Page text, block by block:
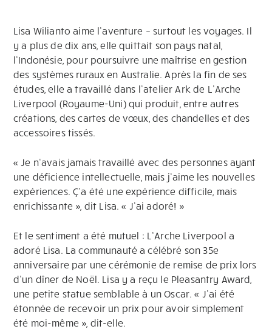
Lisa Wilianto aime l’aventure – surtout les voyages. Il
y a plus de dix ans, elle quittait son pays natal,
l’Indonésie, pour poursuivre une maîtrise en gestion
des systèmes ruraux en Australie. Après la fin de ses
études, elle a travaillé dans l’atelier Ark de L’Arche
Liverpool (Royaume-Uni) qui produit, entre autres
créations, des cartes de vœux, des chandelles et des
accessoires tissés.
« Je n’avais jamais travaillé avec des personnes ayant
une déficience intellectuelle, mais j’aime les nouvelles
expériences. Ç’a été une expérience difficile, mais
enrichissante », dit Lisa. « J’ai adoré! »
Et le sentiment a été mutuel : L’Arche Liverpool a
adoré Lisa. La communauté a célébré son 35e
anniversaire par une cérémonie de remise de prix lors
d’un dîner de Noël. Lisa y a reçu le Pleasantry Award,
une petite statue semblable à un Oscar. « J’ai été
étonnée de recevoir un prix pour avoir simplement
été moi-même », dit-elle.